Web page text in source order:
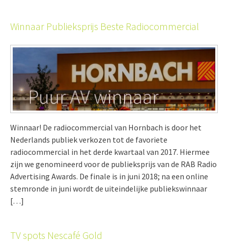
Winnaar Publieksprijs Beste Radiocommercial
Winnaar! De radiocommercial van Hornbach is door het
Nederlands publiek verkozen tot de favoriete
radiocommercial in het derde kwartaal van 2017. Hiermee
zijn we genomineerd voor de publieksprijs van de RAB Radio
Advertising Awards. De finale is in juni 2018; na een online
stemronde in juni wordt de uiteindelijke publiekswinnaar
[…]
TV spots Nescafé Gold